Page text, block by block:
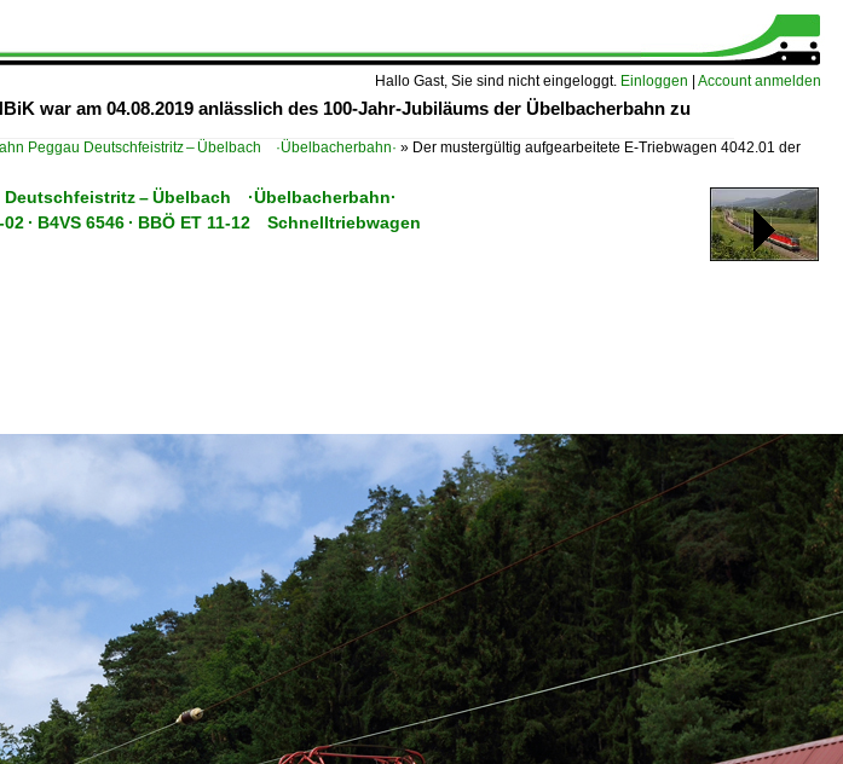
Hallo Gast, Sie sind nicht eingeloggt. Einloggen Account anmelden
war am 04.08.2019 anlässlich des 100-Jahr-Jubiläums der Übelbacherbahn zu
Peggau Deutschfeistritz – Übelbach ·Übelbacherbahn· » Der mustergültig aufgearbeitete E-Triebwagen 4042.01 der
– Übelbach ·Übelbacherbahn·
· B4VS 6546 · BBÖ ET 11-12 Schnelltriebwagen